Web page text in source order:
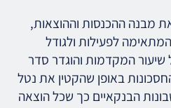
מבנה ההכנסות וההוצאות,
לפעילות ולגודל
המקדמות והוגדר סדר
באופן שהקטין את נטל
הבנקאיים כך שכל הוצאה